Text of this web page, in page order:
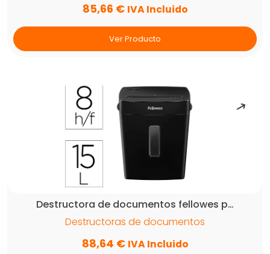
85,66 € IVA Incluido
Ver Producto
Destructora de documentos fellowes p…
Destructoras de documentos
88,64 € IVA Incluido